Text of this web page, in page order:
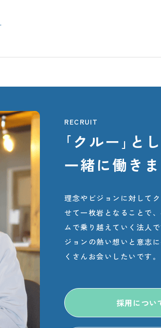
RECRUIT
｢クルー｣ と
一緒に働き
理念やビジョンに対して
せて一枚岩となることで
ムで乗り越えていく法人
ジョンの熱い想いと意志
くさんお会いしたいです。
採用につ